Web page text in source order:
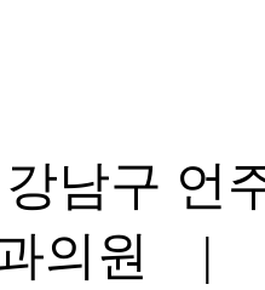
남구 언
과의원 |